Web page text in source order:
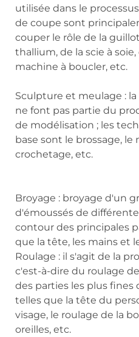
utilisée dans le
de coupe sont
couper le rôle de la
thallium, de la scie à
machine à boucler, etc.
Sculpture et meulage :
ne font pas partie du
de modélisation ; les
base sont le brossage, le
crochetage, etc.
Broyage : broyage d'un
d'émoussés de
contour des principales
que la tête, les mains et
Roulage : il s'agit de la
c'est-à-dire du roulage
des parties les plus
telles que la tête du
visage, le roulage de la
oreilles, etc.